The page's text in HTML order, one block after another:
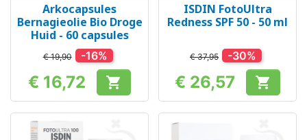
Arkocapsules
Bernagieolie Bio Droge
Huid - 60 capsules
€ 19,90 -16%
Prijs
€ 16,72 
ISDIN FotoUltra
Redness SPF 50 - 50 ml
€ 37,95 -30%
Prijs
€ 26,57 